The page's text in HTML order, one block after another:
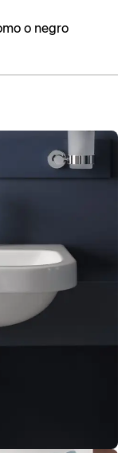
o negro